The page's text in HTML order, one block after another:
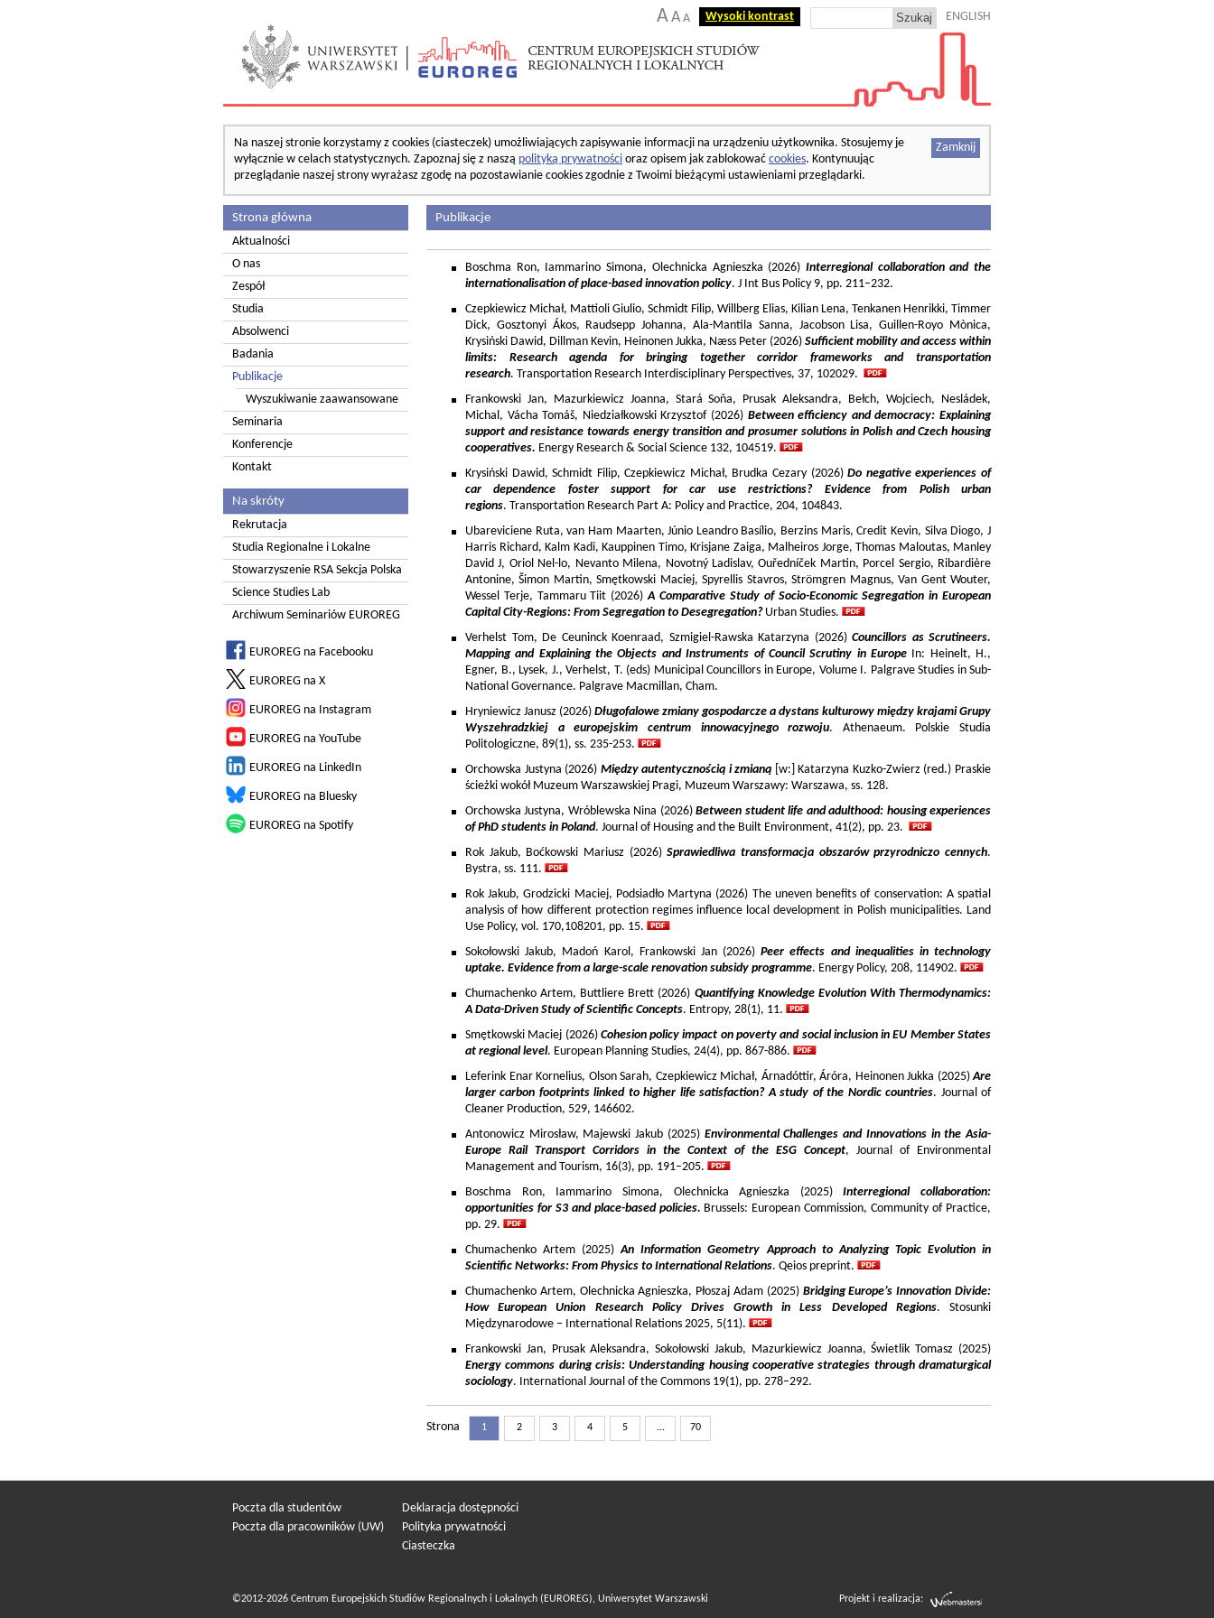
AA A Wysoki kontrast ENGLISH
Zamknij
Na naszej stronie korzystamy z cookies (ciasteczek) umożliwiających zapisywanie informacji na urządzeniu użytkownika. Stosujemy je
wyłącznie w celach statystycznych. Zapoznaj się z naszą polityką prywatności oraz opisem jak zablokować cookies. Kontynuując
przeglądanie naszej strony wyrażasz zgodę na pozostawianie cookies zgodnie z Twoimi bieżącymi ustawieniami przeglądarki.
Strona główna
Aktualności
O nas
Zespół
Studia
Absolwenci
Badania
Publikacje
Wyszukiwanie zaawansowane
Seminaria
Konferencje
Kontakt
Na skróty
Rekrutacja
Studia Regionalne i Lokalne
Stowarzyszenie RSA Sekcja Polska
Science Studies Lab
Archiwum Seminariów EUROREG
EUROREG na Facebooku
EUROREG na X
EUROREG na Instagram
EUROREG na YouTube
EUROREG na LinkedIn
EUROREG na Bluesky
EUROREG na Spotify
Publikacje
Boschma Ron, Iammarino Simona, Olechnicka Agnieszka (2026) Interregional collaboration and the
internationalisation of place-based innovation policy. J Int Bus Policy 9, pp. 211–232.
Czepkiewicz Michał, Mattioli Giulio, Schmidt Filip, Willberg Elias, Kilian Lena, Tenkanen Henrikki, Timmer
Dick, Gosztonyi Ákos, Raudsepp Johanna, Ala-Mantila Sanna, Jacobson Lisa, Guillen-Royo Mònica,
Krysiński Dawid, Dillman Kevin, Heinonen Jukka, Næss Peter (2026) Sufficient mobility and access within
limits: Research agenda for bringing together corridor frameworks and transportation
research. Transportation Research Interdisciplinary Perspectives, 37, 102029.
Frankowski Jan, Mazurkiewicz Joanna, Stará Soňa, Prusak Aleksandra, Bełch, Wojciech, Nesládek,
Michal, Vácha Tomáš, Niedziałkowski Krzysztof (2026) Between efficiency and democracy: Explaining
support and resistance towards energy transition and prosumer solutions in Polish and Czech housing
cooperatives. Energy Research & Social Science 132, 104519.
Krysiński Dawid, Schmidt Filip, Czepkiewicz Michał, Brudka Cezary (2026)Do negative experiences of
car dependence foster support for car use restrictions? Evidence from Polish urban
regions. Transportation Research Part A: Policy and Practice, 204, 104843.
Ubareviciene Ruta, van Ham Maarten, Júnio Leandro Basílio, Berzins Maris, Credit Kevin, Silva Diogo, J
Harris Richard, Kalm Kadi, Kauppinen Timo, Krisjane Zaiga, Malheiros Jorge, Thomas Maloutas, Manley
David J, Oriol Nel-lo, Nevanto Milena, Novotný Ladislav, Ouředníček Martin, Porcel Sergio, Ribardière
Antonine, Šimon Martin, Smętkowski Maciej, Spyrellis Stavros, Strömgren Magnus, Van Gent Wouter,
Wessel Terje, Tammaru Tiit (2026)A Comparative Study of Socio-Economic Segregation in European
Capital City-Regions: From Segregation to Desegregation?Urban Studies.
Verhelst Tom, De Ceuninck Koenraad, Szmigiel-Rawska Katarzyna (2026) Councillors as Scrutineers.
Mapping and Explaining the Objects and Instruments of Council Scrutiny in EuropeIn: Heinelt, H.,
Egner, B., Lysek, J., Verhelst, T. (eds) Municipal Councillors in Europe, Volume I. Palgrave Studies in Sub-
National Governance. Palgrave Macmillan, Cham.
Hryniewicz Janusz (2026) Długofalowe zmiany gospodarcze a dystans kulturowy między krajami Grupy
Wyszehradzkiej a europejskim centrum innowacyjnego rozwoju. Athenaeum. Polskie Studia
Politologiczne, 89(1), ss. 235-253.
Orchowska Justyna (2026) Między autentycznością i zmianą [w:] Katarzyna Kuzko-Zwierz (red.) Praskie
ścieżki wokół Muzeum Warszawskiej Pragi, Muzeum Warszawy: Warszawa, ss. 128.
Orchowska Justyna, Wróblewska Nina (2026)Between student life and adulthood: housing experiences
of PhD students in Poland. Journal of Housing and the Built Environment, 41(2), pp. 23.
Rok Jakub, Boćkowski Mariusz (2026)Sprawiedliwa transformacja obszarów przyrodniczo cennych.
Bystra, ss. 111.
Rok Jakub, Grodzicki Maciej, Podsiadło Martyna (2026) The uneven benefits of conservation: A spatial
analysis of how different protection regimes influence local development in Polish municipalities. Land
Use Policy, vol. 170,108201, pp. 15.
Sokołowski Jakub, Madoń Karol, Frankowski Jan (2026)Peer effects and inequalities in technology
uptake. Evidence from a large-scale renovation subsidy programme. Energy Policy, 208, 114902.
Chumachenko Artem, Buttliere Brett (2026) Quantifying Knowledge Evolution With Thermodynamics:
A Data-Driven Study of Scientific Concepts. Entropy, 28(1), 11.
Smętkowski Maciej (2026) Cohesion policy impact on poverty and social inclusion in EU Member States
at regional level. European Planning Studies, 24(4), pp. 867-886.
Leferink Enar Kornelius, Olson Sarah, Czepkiewicz Michał, Árnadóttir, Áróra, Heinonen Jukka (2025)Are
larger carbon footprints linked to higher life satisfaction? A study of the Nordic countries. Journal of
Cleaner Production, 529, 146602.
Antonowicz Mirosław, Majewski Jakub (2025) Environmental Challenges and Innovations in the Asia-
Europe Rail Transport Corridors in the Context of the ESG Concept, Journal of Environmental
Management and Tourism, 16(3), pp. 191–205.
Boschma Ron, Iammarino Simona, Olechnicka Agnieszka (2025)Interregional collaboration:
opportunities for S3 and place-based policies. Brussels: European Commission, Community of Practice,
pp. 29.
Chumachenko Artem (2025)An Information Geometry Approach to Analyzing Topic Evolution in
Scientific Networks: From Physics to International Relations. Qeios preprint.
Chumachenko Artem, Olechnicka Agnieszka, Płoszaj Adam (2025) Bridging Europe’s Innovation Divide:
How European Union Research Policy Drives Growth in Less Developed Regions. Stosunki
Międzynarodowe – International Relations 2025, 5(11).
Frankowski Jan, Prusak Aleksandra, Sokołowski Jakub, Mazurkiewicz Joanna, Świetlik Tomasz (2025)
Energy commons during crisis: Understanding housing cooperative strategies through dramaturgical
sociology. International Journal of the Commons 19(1), pp. 278–292.
Strona 1 2 3 4 5 ... 70
Poczta dla studentów
Poczta dla pracowników (UW)
Deklaracja dostępności
Polityka prywatności
Ciasteczka
©2012-2026 Centrum Europejskich Studiów Regionalnych i Lokalnych (EUROREG), Uniwersytet Warszawski Projekt i realizacja: